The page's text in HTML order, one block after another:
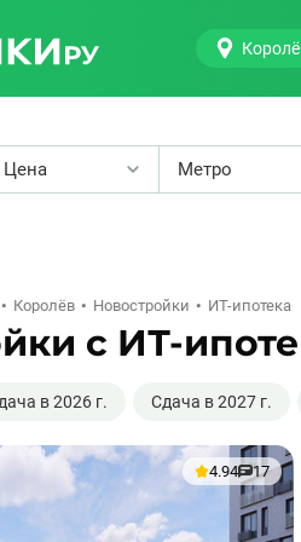
Цена Метро
Королёв Новостройки ИТ-ипотека
с ИТ-
в 2026 г. Сдача в 2027 г.
4.94 17